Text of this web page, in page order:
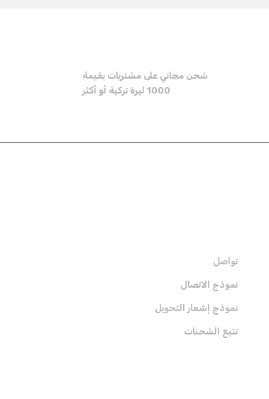
شحن مجاني على مشتريات بقيمة
1000 ليرة تركية أو أكثر
تواصل
نموذج الاتصال
نموذج إشعار التحويل
تتبع الشحنات